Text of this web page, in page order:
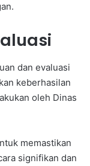
dan evaluasi
keberhasilan
oleh Dinas
memastikan
signifikan dan